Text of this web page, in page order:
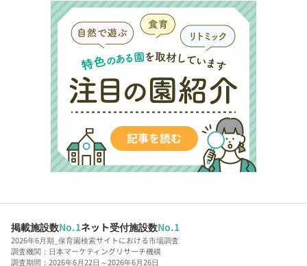
掲載施設数No.1ネット受付施設数No.1
2026年6月期_保育園検索サイトにおける市場調査
調査機関：日本マーケティングリサーチ機構
調査期間：2026年6月22日～2026年6月26日